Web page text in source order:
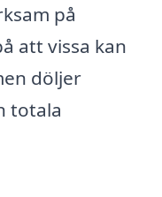
på
att vissa kan
döljer
totala